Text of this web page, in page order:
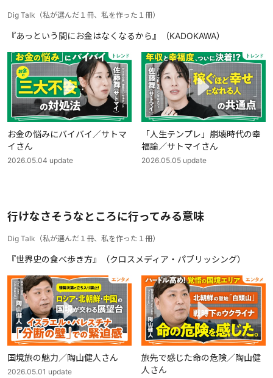
Dig Talk （私が選んだ１冊、私を作った１冊）
『あっという間にお金はなくなるから』（KADOKAWA）
お金の悩みにバイバイ／サトマ
イさん
2026.05.04 update
「人生テンプレ」崩壊時代の幸
福論／サトマイさん
2026.05.05 update
行けなさそうなところに行ってみる意味
Dig Talk （私が選んだ１冊、私を作った１冊）
『世界史の食べ歩き方』（クロスメディア・パブリッシング）
国境旅の魅力／陶山健人さん
2026.05.01 update
旅先で感じた命の危険／陶山健
人さん